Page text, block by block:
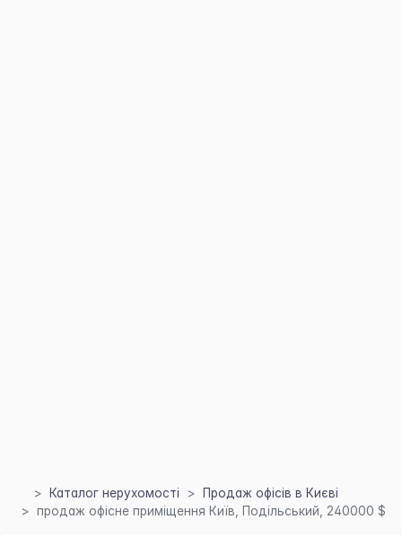
Каталог нерухомості
Продаж офісів в Києві
продаж офісне приміщення Київ, Подільський, 240000 $